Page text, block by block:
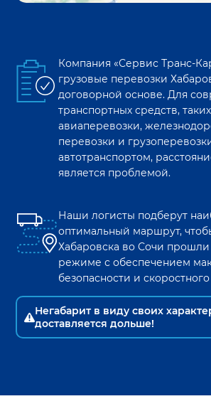
Компания «Сервис Транс-
грузовые перевозки
договорной основе. Для
транспортных средств,
авиаперевозки,
перевозки и
автотранспортом,
является проблемой.
Наши логисты подберут
оптимальный маршрут,
Хабаровска воСочи прошли
режиме с обеспечением
безопасности и
Негабарит в виду своих
доставляется дольше!